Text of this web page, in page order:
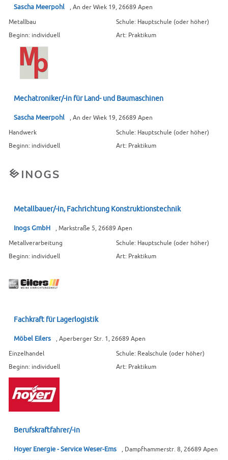
Sascha Meerpohl , An der Wiek 19, 26689 Apen
Metallbau
Schule: Hauptschule (oder höher)
Beginn: individuell
Art: Praktikum
Mechatroniker/-in für Land- und Baumaschinen
Sascha Meerpohl , An der Wiek 19, 26689 Apen
Handwerk
Schule: Hauptschule (oder höher)
Beginn: individuell
Art: Praktikum
Metallbauer/-in, Fachrichtung Konstruktionstechnik
Inogs GmbH , Markstraße 5, 26689 Apen
Metallverarbeitung
Schule: Hauptschule (oder höher)
Beginn: individuell
Art: Praktikum
Fachkraft für Lagerlogistik
Möbel Eilers , Aperberger Str. 1, 26689 Apen
Einzelhandel
Schule: Realschule (oder höher)
Beginn: individuell
Art: Praktikum
Berufskraftfahrer/-in
Hoyer Energie - Service Weser-Ems , Dampfhammerstr. 8, 26689 Apen